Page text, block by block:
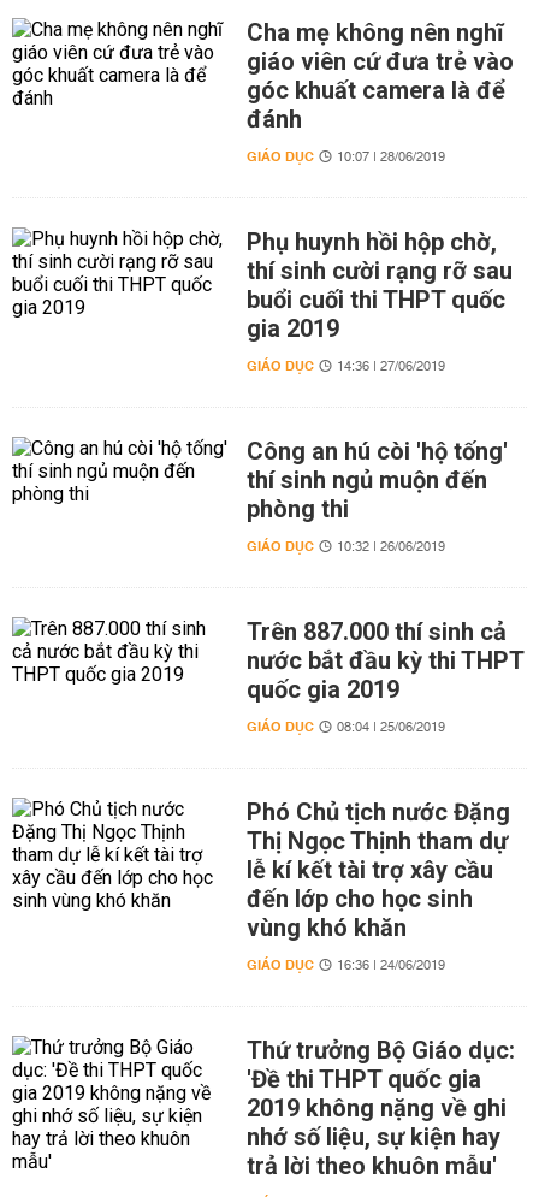
Cha mẹ không nên nghĩ
giáo viên cứ đưa trẻ vào
góc khuất camera là để
đánh
GIÁO DỤC 10:07 | 28/06/2019
Phụ huynh hồi hộp chờ,
thí sinh cười rạng rỡ sau
buổi cuối thi THPT quốc
gia 2019
GIÁO DỤC 14:36 | 27/06/2019
Công an hú còi 'hộ tống'
thí sinh ngủ muộn đến
phòng thi
GIÁO DỤC 10:32 | 26/06/2019
Trên 887.000 thí sinh cả
nước bắt đầu kỳ thi THPT
quốc gia 2019
GIÁO DỤC 08:04 | 25/06/2019
Phó Chủ tịch nước Đặng
Thị Ngọc Thịnh tham dự
lễ kí kết tài trợ xây cầu
đến lớp cho học sinh
vùng khó khăn
GIÁO DỤC 16:36 | 24/06/2019
Thứ trưởng Bộ Giáo dục:
'Đề thi THPT quốc gia
2019 không nặng về ghi
nhớ số liệu, sự kiện hay
trả lời theo khuôn mẫu'